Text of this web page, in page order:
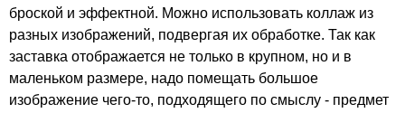
броской и эффектной. Можно использовать коллаж из
разных изображений, подвергая их обработке. Так как
заставка отображается не только в крупном, но и в
маленьком размере, надо помещать большое
изображение чего-то, подходящего по смыслу - предмет